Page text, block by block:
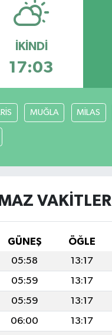
İKINDI
17:03
MUĞLA MİLAS
VAKITLERI
GÜNEŞ ÖĞLE
05:58 13:17
05:59 13:17
05:59 13:17
06:00 13:17